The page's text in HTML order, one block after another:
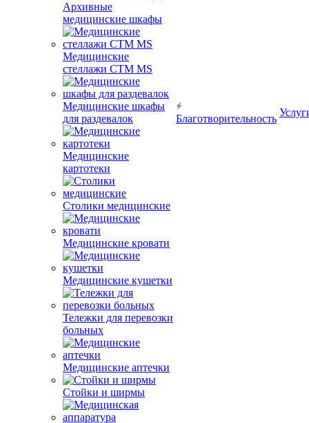
Архивные
медицинские шкафы
Медицинские
стеллажи CTM MS
Медицинские шкафы
для раздевалок
Медицинские
картотеки
Столики медицинские
Медицинские кровати
Медицинские кушетки
Тележки для перевозки
больных
Медицинские аптечки
Стойки и ширмы
Благотворительность